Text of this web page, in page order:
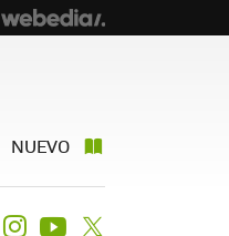
NUEVO
FlipboardInstagramYoutube